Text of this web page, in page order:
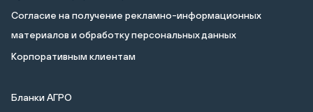
Cогласие на получение рекламно-информационных
материалов и обработку персональных данных
Корпоративным клиентам
Бланки АГРО